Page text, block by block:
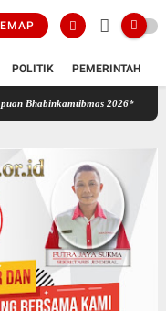
POLITIK PEMERINTAH
Desa, Polda Kalbar Gelar